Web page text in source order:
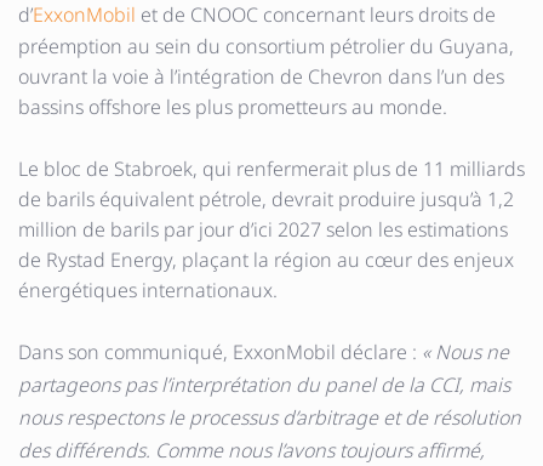
d’ExxonMobil et de CNOOC concernant leurs droits de
préemption au sein du consortium pétrolier du Guyana,
ouvrant la voie à l’intégration de Chevron dans l’un des
bassins offshore les plus prometteurs au monde.
Le bloc de Stabroek, qui renfermerait plus de 11 milliards
de barils équivalent pétrole, devrait produire jusqu’à 1,2
million de barils par jour d’ici 2027 selon les estimations
de Rystad Energy, plaçant la région au cœur des enjeux
énergétiques internationaux.
Dans son communiqué, ExxonMobil déclare : « Nous ne
partageons pas l’interprétation du panel de la CCI, mais
nous respectons le processus d’arbitrage et de résolution
des différends. Comme nous l’avons toujours affirmé,